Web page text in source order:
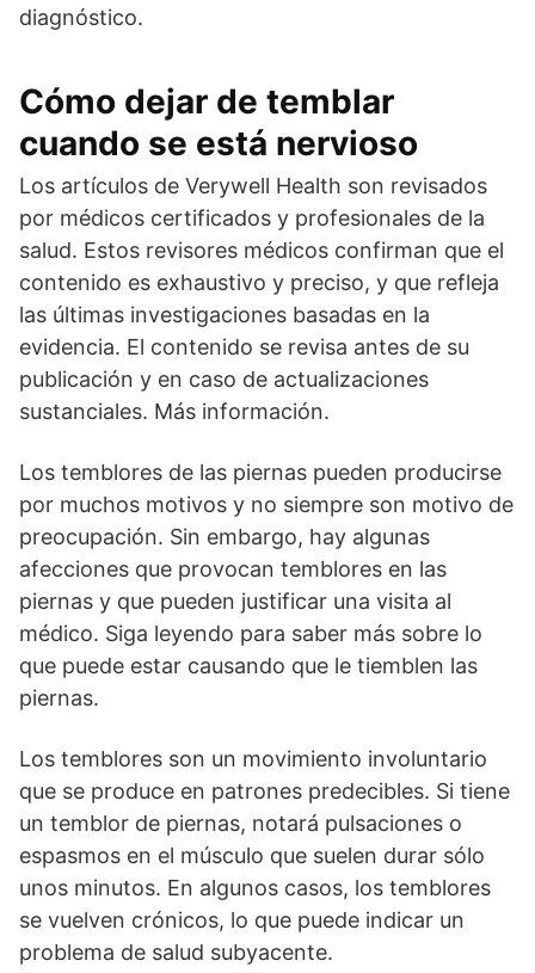
diagnóstico.
Cómo dejar de temblar
cuando se está nervioso
Los artículos de Verywell Health son revisados
por médicos certificados y profesionales de la
salud. Estos revisores médicos confirman que el
contenido es exhaustivo y preciso, y que refleja
las últimas investigaciones basadas en la
evidencia. El contenido se revisa antes de su
publicación y en caso de actualizaciones
sustanciales. Más información.
Los temblores de las piernas pueden producirse
por muchos motivos y no siempre son motivo de
preocupación. Sin embargo, hay algunas
afecciones que provocan temblores en las
piernas y que pueden justificar una visita al
médico. Siga leyendo para saber más sobre lo
que puede estar causando que le tiemblen las
piernas.
Los temblores son un movimiento involuntario
que se produce en patrones predecibles. Si tiene
un temblor de piernas, notará pulsaciones o
espasmos en el músculo que suelen durar sólo
unos minutos. En algunos casos, los temblores
se vuelven crónicos, lo que puede indicar un
problema de salud subyacente.